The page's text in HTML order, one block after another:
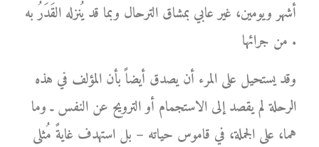
أشهر ويومين، غير عابي بمشاق الترحال وبما قد يُنزله القَدَرُ به
من جرائها .
وقد يستحيل على المرء أن يصدق أيضاً بأن المؤلف في هذه
الرحلة لم يقصد إلى الاستجمام أو الترويح عن النفس ـ وما
هما، على الجملة، في قاموس حياته – بل استهدف غايةً مُثلى